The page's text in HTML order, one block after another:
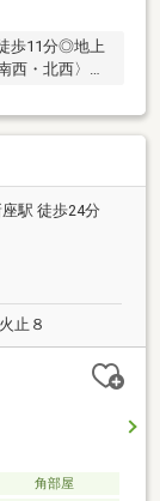
歩11分◎地上
西・北西〉
ストップ新
SD新座栗原
徒歩5分)◇
)◇市立野寺
校…約1，
座駅 徒歩24分
止８
角部屋